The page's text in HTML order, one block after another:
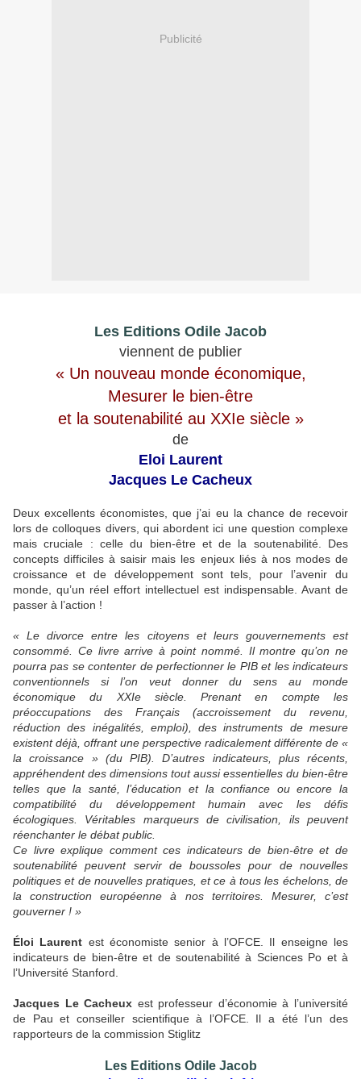
Publicité
Les Editions Odile Jacob
viennent de publier
« Un nouveau monde économique,
Mesurer le bien-être
et la soutenabilité au XXIe siècle »
de
Eloi Laurent
Jacques Le Cacheux
Deux excellents économistes, que j’ai eu la chance de recevoir
lors de colloques divers, qui abordent ici une question complexe
mais cruciale : celle du bien-être et de la soutenabilité. Des
concepts difficiles à saisir mais les enjeux liés à nos modes de
croissance et de développement sont tels, pour l’avenir du
monde, qu’un réel effort intellectuel est indispensable. Avant de
passer à l’action !
« Le divorce entre les citoyens et leurs gouvernements est
consommé. Ce livre arrive à point nommé. Il montre qu’on ne
pourra pas se contenter de perfectionner le PIB et les indicateurs
conventionnels si l’on veut donner du sens au monde
économique du XXIe siècle. Prenant en compte les
préoccupations des Français (accroissement du revenu,
réduction des inégalités, emploi), des instruments de mesure
existent déjà, offrant une perspective radicalement différente de «
la croissance » (du PIB). D’autres indicateurs, plus récents,
appréhendent des dimensions tout aussi essentielles du bien-être
telles que la santé, l’éducation et la confiance ou encore la
compatibilité du développement humain avec les défis
écologiques. Véritables marqueurs de civilisation, ils peuvent
réenchanter le débat public.
Ce livre explique comment ces indicateurs de bien-être et de
soutenabilité peuvent servir de boussoles pour de nouvelles
politiques et de nouvelles pratiques, et ce à tous les échelons, de
la construction européenne à nos territoires. Mesurer, c’est
gouverner ! »
Éloi Laurent est économiste senior à l’OFCE. Il enseigne les
indicateurs de bien-être et de soutenabilité à Sciences Po et à
l’Université Stanford.
Jacques Le Cacheux est professeur d’économie à l’université
de Pau et conseiller scientifique à l’OFCE. Il a été l’un des
rapporteurs de la commission Stiglitz
Les Editions Odile Jacob